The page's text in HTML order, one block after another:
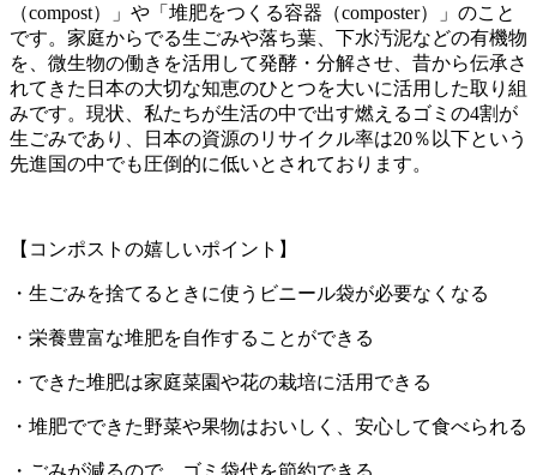
（compost）」や「堆肥をつくる容器（composter）」のこと
です。家庭からでる生ごみや落ち葉、下水汚泥などの有機物
を、微生物の働きを活用して発酵・分解させ、昔から伝承さ
れてきた日本の大切な知恵のひとつを大いに活用した取り組
みです。現状、私たちが生活の中で出す燃えるゴミの4割が
生ごみであり、日本の資源のリサイクル率は20％以下という
先進国の中でも圧倒的に低いとされております。
【コンポストの嬉しいポイント】
・生ごみを捨てるときに使うビニール袋が必要なくなる
・栄養豊富な堆肥を自作することができる
・できた堆肥は家庭菜園や花の栽培に活用できる
・堆肥でできた野菜や果物はおいしく、安心して食べられる
・ごみが減るので、ゴミ袋代を節約できる